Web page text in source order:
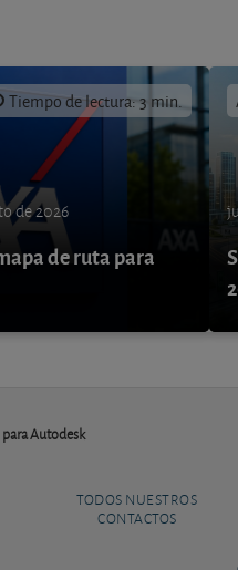
Tiempo de lectura: 3 min.
de 2026
de ruta para
Autodesk
TODOS NUESTROS
CONTACTOS